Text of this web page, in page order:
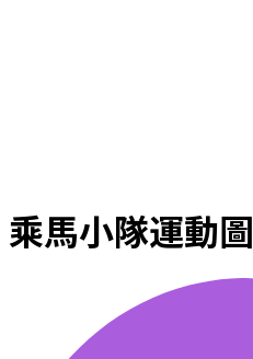
乘馬小隊運動圖